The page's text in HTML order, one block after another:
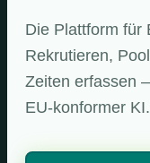
Die Plattform für
Rekrutieren,
Zeiten erfassen
EU-konformer KI.